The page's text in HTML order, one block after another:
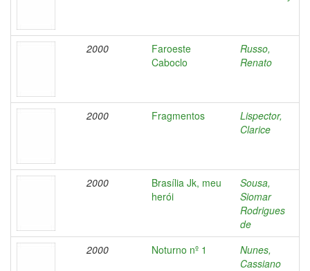
2000
Faroeste
Caboclo
Russo,
Renato
2000 Fragmentos
Lispector,
Clarice
2000
Brasília Jk, meu
herói
Sousa,
Siomar
Rodrigues
de
2000
Noturno nº 1
Nunes,
Cassiano